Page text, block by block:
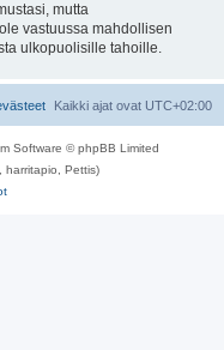
mutta
vastuussa mahdollisen
ulkopuolisille tahoille.
Kaikki ajat ovat UTC+02:00
Software © phpBB Limited
harritapio, Pettis)